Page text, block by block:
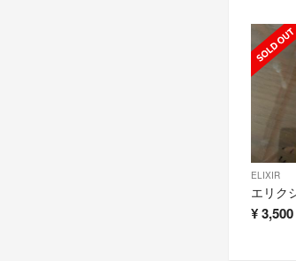
ELIXIR
¥3,500